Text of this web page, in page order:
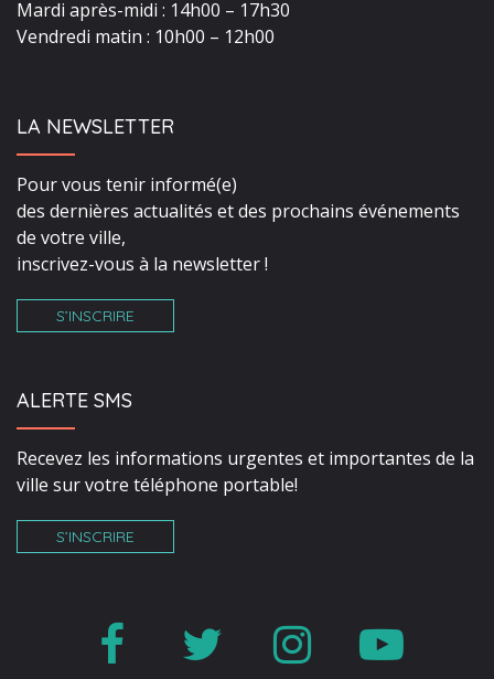
Mardi après-midi : 14h00 – 17h30
Vendredi matin : 10h00 – 12h00
LA NEWSLETTER
Pour vous tenir informé(e)
des dernières actualités et des prochains événements
de votre ville,
inscrivez-vous à la newsletter !
S’INSCRIRE
ALERTE SMS
Recevez les informations urgentes et importantes de la
ville sur votre téléphone portable!
S’INSCRIRE
Lien Lien Lien